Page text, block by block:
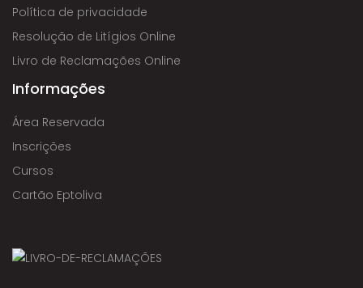
Política de privacidade
Resolução de Litígios Online
Livro de Reclamações Online
Informações
Área Reservada
Inscrições
Cursos
Cartão Eptoliva